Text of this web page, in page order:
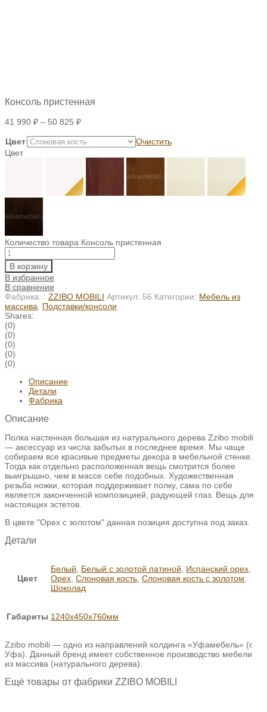
Консоль пристенная
41 990 ₽ – 50 825 ₽
Цвет
Очистить
Цвет
Количество товара Консоль пристенная
В корзину
В избранное
В сравнение
Фабрика: : ZZIBO MOBILI Артикул: 56 Категории: Мебель из
массива
Подставки/консоли
Shares:
(0)
(0)
(0)
(0)
(0)
Описание
Детали
Фабрика
Описание
Полка настенная большая из натурального дерева Zzibo mobili
— аксессуар из числа забытых в последнее время. Мы чаще
собираем все красивые предметы декора в мебельной стенке.
Тогда как отдельно расположенная вещь смотрится более
выигрышно, чем в массе себе подобных. Художественная
резьба ножки, которая поддерживает полку, сама по себе
является законченной композицией, радующей глаз. Вещь для
настоящих эстетов.
В цвете "Орех с золотом" данная позиция доступна под заказ.
Детали
Цвет
Белый, Белый с золотой патиной, Испанский орех,
Орех, Слоновая кость, Слоновая кость с золотом,
Шоколад
Габариты 1240х450х760мм
Zzibo mobili — одно из направлений холдинга «Уфамебель» (г.
Уфа). Данный бренд имеет собственное производство мебели
из массива (натурального дерева).
Ещё товары от фабрики ZZIBO MOBILI